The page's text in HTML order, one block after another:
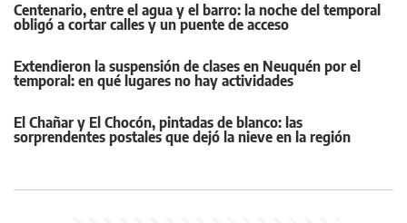
Centenario, entre el agua y el barro: la noche del temporal
obligó a cortar calles y un puente de acceso
Extendieron la suspensión de clases en Neuquén por el
temporal: en qué lugares no hay actividades
El Chañar y El Chocón, pintadas de blanco: las
sorprendentes postales que dejó la nieve en la región